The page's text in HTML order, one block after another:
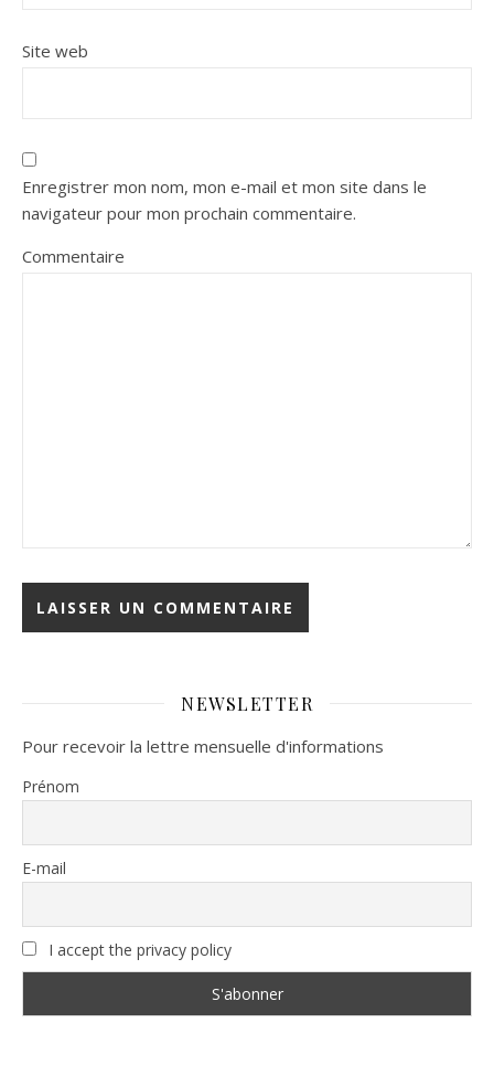
Site web
Enregistrer mon nom, mon e-mail et mon site dans le
navigateur pour mon prochain commentaire.
Commentaire
NEWSLETTER
Pour recevoir la lettre mensuelle d'informations
Prénom
E-mail
I accept the privacy policy